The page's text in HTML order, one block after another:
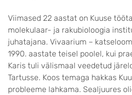
Viimased 22 aastat on Kuuse
molekulaar- ja rakubioloogia
juhatajana. Vivaarium –
1990. aastate teisel poolel, kui
Karis tuli välismaal veedetud
Tartusse. Koos temaga hakkas
probleeme lahkama. Sealjuures